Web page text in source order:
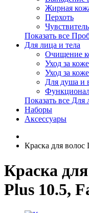
Жирная
Перхоть
Показать все
Для лица и тела
Очищение
Уход за
Уход за
Для душа и
Показать все Для
Наборы
Аксессуары
Краска для волос
Краска
Plus 10.5,